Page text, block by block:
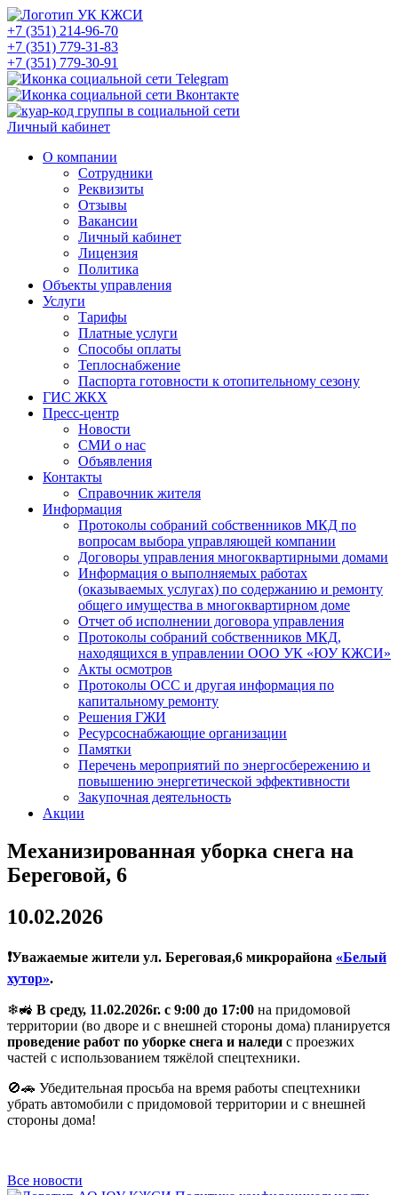
+7 (351) 214-96-70
+7 (351) 779-31-83
+7 (351) 779-30-91
Личный кабинет
О компании
Сотрудники
Реквизиты
Отзывы
Вакансии
Личный кабинет
Лицензия
Политика
Объекты управления
Услуги
Тарифы
Платные услуги
Способы оплаты
Теплоснабжение
Паспорта готовности к отопительному сезону
ГИС ЖКХ
Пресс-центр
Новости
СМИ о нас
Объявления
Контакты
Справочник жителя
Информация
Протоколы собраний собственников МКД по
вопросам выбора управляющей компании
Договоры управления многоквартирными домами
Информация о выполняемых работах
(оказываемых услугах) по содержанию и ремонту
общего имущества в многоквартирном доме
Отчет об исполнении договора управления
Протоколы собраний собственников МКД,
находящихся в управлении ООО УК «ЮУ КЖСИ»
Акты осмотров
Протоколы ОСС и другая информация по
капитальному ремонту
Решения ГЖИ
Ресурсоснабжающие организации
Памятки
Перечень мероприятий по энергосбережению и
повышению энергетической эффективности
Закупочная деятельность
Акции
Механизированная уборка снега на
Береговой, 6
10.02.2026
❗Уважаемые жители ул. Береговая,6 микрорайона «Белый
хутор».
❄🚜 В среду, 11.02.2026г. с 9:00 до 17:00 на придомовой
территории (во дворе и с внешней стороны дома) планируется
проведение работ по уборке снега и наледи с проезжих
частей с использованием тяжёлой спецтехники.
🚫🚗 Убедительная просьба на время работы спецтехники
убрать автомобили с придомовой территории и с внешней
стороны дома!
Все новости